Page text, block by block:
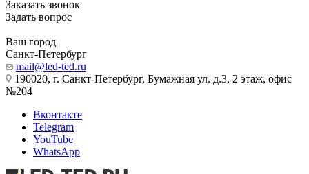
Заказать звонок
Задать вопрос
Ваш город
Санкт-Петербург
mail@led-ted.ru
190020, г. Санкт-Петербург, Бумажная ул. д.3, 2 этаж, офис
№204
Вконтакте
Telegram
YouTube
WhatsApp